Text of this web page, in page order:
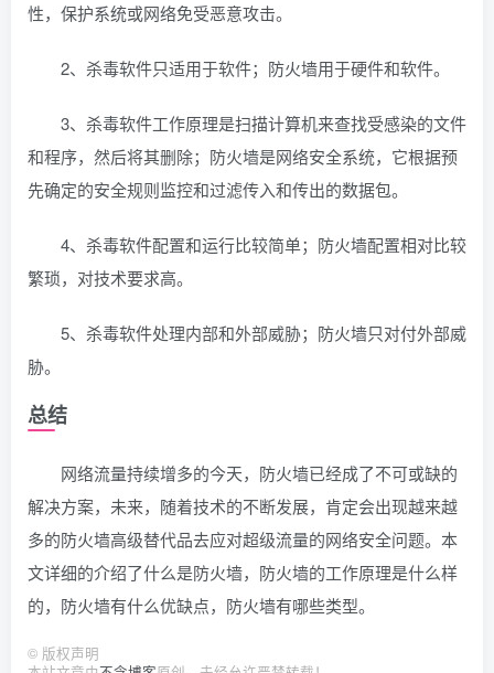
性，保护系统或网络免受恶意攻击。
2、杀毒软件只适用于软件；防火墙用于硬件和软件。
3、杀毒软件工作原理是扫描计算机来查找受感染的文件
和程序，然后将其删除；防火墙是网络安全系统，它根据预
先确定的安全规则监控和过滤传入和传出的数据包。
4、杀毒软件配置和运行比较简单；防火墙配置相对比较
繁琐，对技术要求高。
5、杀毒软件处理内部和外部威胁；防火墙只对付外部威
胁。
总结
网络流量持续增多的今天，防火墙已经成了不可或缺的
解决方案，未来，随着技术的不断发展，肯定会出现越来越
多的防火墙高级替代品去应对超级流量的网络安全问题。本
文详细的介绍了什么是防火墙，防火墙的工作原理是什么样
的，防火墙有什么优缺点，防火墙有哪些类型。
© 版权声明